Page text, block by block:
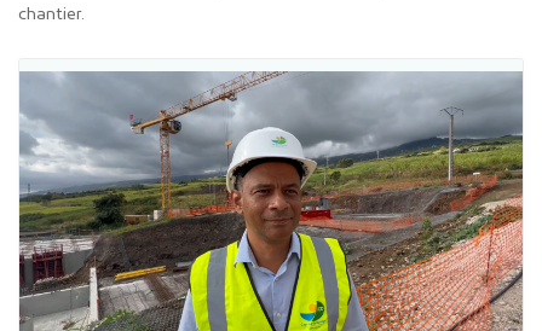
chantier.